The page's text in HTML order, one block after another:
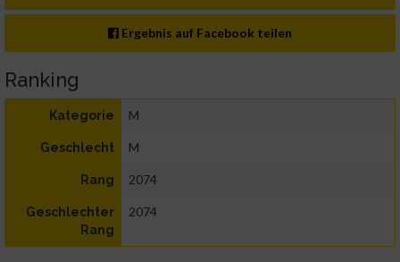
Ergebnis auf Facebook teilen
Ranking
Kategorie M
Geschlecht M
Rang 2074
Geschlechter
Rang
2074